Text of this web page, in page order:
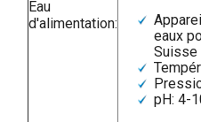
Eau
d'alimentation:
eaux
Suisse
pH: 4-